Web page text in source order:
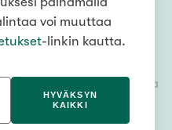
niin yhdessä
isoihin useamman
omakotitalokohteet ja
verkosto
paikallinen
voi muuttaa
-linkin kautta.
HYVÄKSYN
KAIKKI